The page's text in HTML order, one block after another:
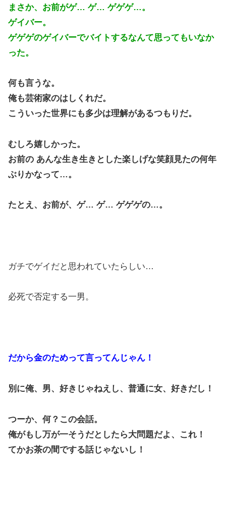
まさか、お前がゲ… ゲ… ゲゲゲ…。
ゲイバー。
ゲゲゲのゲイバーでバイトするなんて思ってもいなか
った。
何も言うな。
俺も芸術家のはしくれだ。
こういった世界にも多少は理解があるつもりだ。
むしろ嬉しかった。
お前の あんな生き生きとした楽しげな笑顔見たの何年
ぶりかなって…。
たとえ、お前が、ゲ… ゲ… ゲゲゲの…。
ガチでゲイだと思われていたらしい…
必死で否定する一男。
だから金のためって言ってんじゃん！
別に俺、男、好きじゃねえし、普通に女、好きだし！
つーか、何？この会話。
俺がもし万が一そうだとしたら大問題だよ、これ！
てかお茶の間でする話じゃないし！